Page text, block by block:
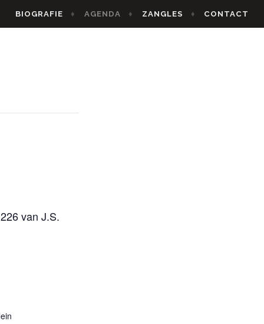
BIOGRAFIE AGENDA ZANGLES CONTACT
van J.S.